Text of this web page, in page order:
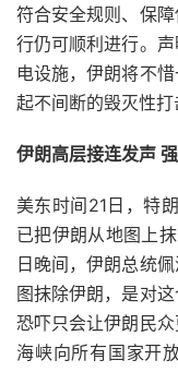
符合安全规则、保
行仍可顺利进行。
电设施，伊朗将不
起不间断的毁灭性打
伊朗高层接连发声
美东时间21日，特
已把伊朗从地图上
日晚间，伊朗总统
图抹除伊朗，是对
恐吓只会让伊朗民
海峡向所有国家开